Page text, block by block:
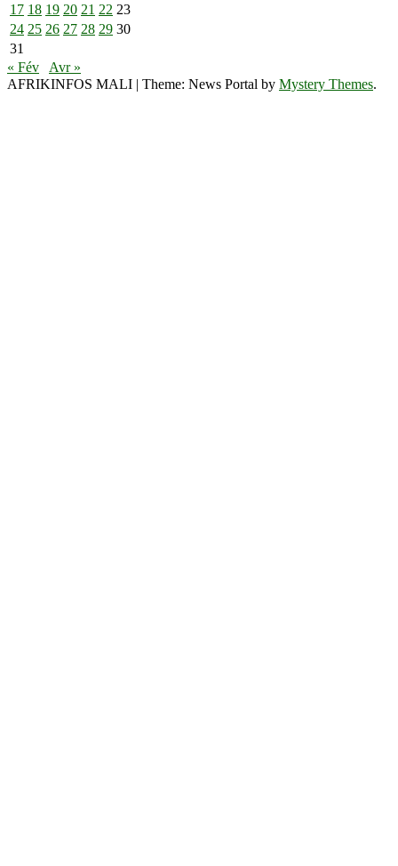
17 18 19 20 21 22 23
24 25 26 27 28 29 30
31
« Fév
Avr »
AFRIKINFOS MALI | Theme: News Portal by Mystery Themes.